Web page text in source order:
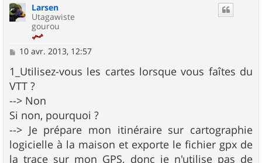
Larsen
Utagawiste
gourou
M
s
a
g
e
10 avr. 2013, 12:57
1_Utilisez-vous les cartes lorsque vous faîtes du
VTT ?
--> Non
Si non, pourquoi ?
--> Je prépare mon itinéraire sur cartographie
logicielle à la maison et exporte le fichier gpx de
la trace sur mon GPS, donc je n'utilise pas de